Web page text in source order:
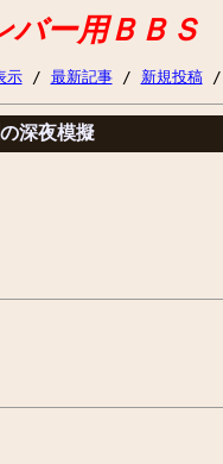
バー用ＢＢＳ
示/ 最新記事/ 新規投稿/
深夜模擬